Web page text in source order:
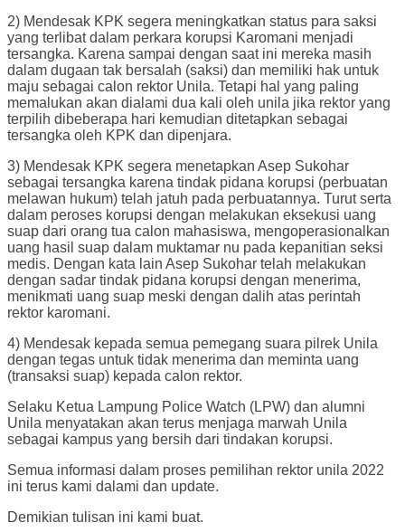
2) Mendesak KPK segera meningkatkan status para saksi
yang terlibat dalam perkara korupsi Karomani menjadi
tersangka. Karena sampai dengan saat ini mereka masih
dalam dugaan tak bersalah (saksi) dan memiliki hak untuk
maju sebagai calon rektor Unila. Tetapi hal yang paling
memalukan akan dialami dua kali oleh unila jika rektor yang
terpilih dibeberapa hari kemudian ditetapkan sebagai
tersangka oleh KPK dan dipenjara.
3) Mendesak KPK segera menetapkan Asep Sukohar
sebagai tersangka karena tindak pidana korupsi (perbuatan
melawan hukum) telah jatuh pada perbuatannya. Turut serta
dalam peroses korupsi dengan melakukan eksekusi uang
suap dari orang tua calon mahasiswa, mengoperasionalkan
uang hasil suap dalam muktamar nu pada kepanitian seksi
medis. Dengan kata lain Asep Sukohar telah melakukan
dengan sadar tindak pidana korupsi dengan menerima,
menikmati uang suap meski dengan dalih atas perintah
rektor karomani.
4) Mendesak kepada semua pemegang suara pilrek Unila
dengan tegas untuk tidak menerima dan meminta uang
(transaksi suap) kepada calon rektor.
Selaku Ketua Lampung Police Watch (LPW) dan alumni
Unila menyatakan akan terus menjaga marwah Unila
sebagai kampus yang bersih dari tindakan korupsi.
Semua informasi dalam proses pemilihan rektor unila 2022
ini terus kami dalami dan update.
Demikian tulisan ini kami buat.